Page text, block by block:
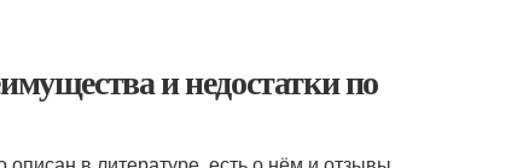
и недостатки по